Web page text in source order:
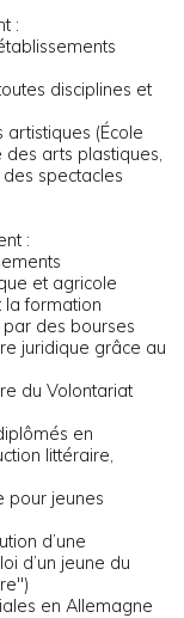
:
disciplines et
artistiques (École
arts plastiques,
spectacles
:
et agricole
formation
des bourses
juridique grâce au
du Volontariat
en
littéraire,
pour jeunes
d’une
d’un jeune du
en Allemagne